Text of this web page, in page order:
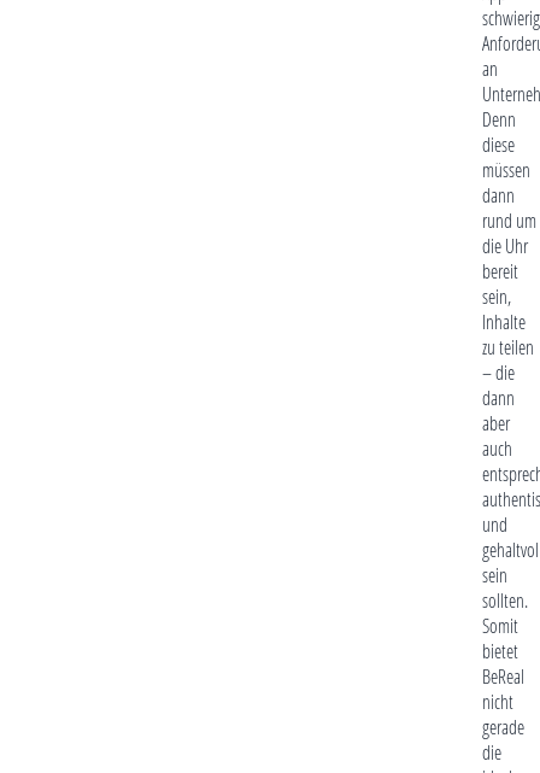
an
Denn
diese
müssen
dann
rund um
die Uhr
bereit
sein,
Inhalte
zu teilen
– die
dann
aber
auch
und
sein
sollten.
Somit
bietet
BeReal
nicht
gerade
die